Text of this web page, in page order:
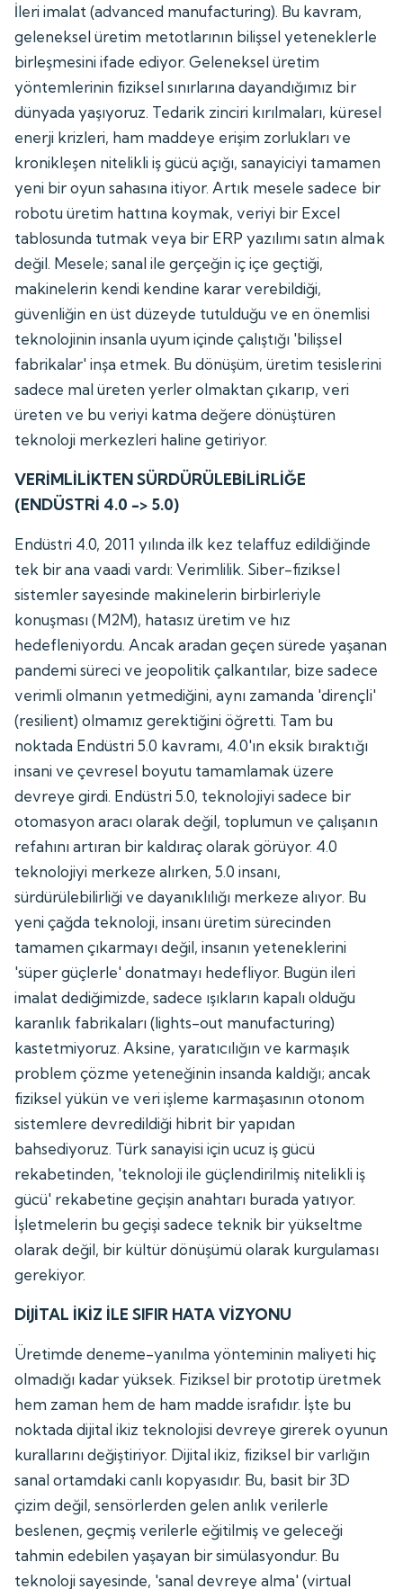
İleri imalat (advanced manufacturing). Bu kavram,
geleneksel üretim metotlarının bilişsel yeteneklerle
birleşmesini ifade ediyor. Geleneksel üretim
yöntemlerinin fiziksel sınırlarına dayandığımız bir
dünyada yaşıyoruz. Tedarik zinciri kırılmaları, küresel
enerji krizleri, ham maddeye erişim zorlukları ve
kronikleşen nitelikli iş gücü açığı, sanayiciyi tamamen
yeni bir oyun sahasına itiyor. Artık mesele sadece bir
robotu üretim hattına koymak, veriyi bir Excel
tablosunda tutmak veya bir ERP yazılımı satın almak
değil. Mesele; sanal ile gerçeğin iç içe geçtiği,
makinelerin kendi kendine karar verebildiği,
güvenliğin en üst düzeyde tutulduğu ve en önemlisi
teknolojinin insanla uyum içinde çalıştığı 'bilişsel
fabrikalar' inşa etmek. Bu dönüşüm, üretim tesislerini
sadece mal üreten yerler olmaktan çıkarıp, veri
üreten ve bu veriyi katma değere dönüştüren
teknoloji merkezleri haline getiriyor.
VERİMLİLİKTEN SÜRDÜRÜLEBİLİRLİĞE
(ENDÜSTRİ 4.0 -> 5.0)
Endüstri 4.0, 2011 yılında ilk kez telaffuz edildiğinde
tek bir ana vaadi vardı: Verimlilik. Siber-fiziksel
sistemler sayesinde makinelerin birbirleriyle
konuşması (M2M), hatasız üretim ve hız
hedefleniyordu. Ancak aradan geçen sürede yaşanan
pandemi süreci ve jeopolitik çalkantılar, bize sadece
verimli olmanın yetmediğini, aynı zamanda 'dirençli'
(resilient) olmamız gerektiğini öğretti. Tam bu
noktada Endüstri 5.0 kavramı, 4.0'ın eksik bıraktığı
insani ve çevresel boyutu tamamlamak üzere
devreye girdi. Endüstri 5.0, teknolojiyi sadece bir
otomasyon aracı olarak değil, toplumun ve çalışanın
refahını artıran bir kaldıraç olarak görüyor. 4.0
teknolojiyi merkeze alırken, 5.0 insanı,
sürdürülebilirliği ve dayanıklılığı merkeze alıyor. Bu
yeni çağda teknoloji, insanı üretim sürecinden
tamamen çıkarmayı değil, insanın yeteneklerini
'süper güçlerle' donatmayı hedefliyor. Bugün ileri
imalat dediğimizde, sadece ışıkların kapalı olduğu
karanlık fabrikaları (lights-out manufacturing)
kastetmiyoruz. Aksine, yaratıcılığın ve karmaşık
problem çözme yeteneğinin insanda kaldığı; ancak
fiziksel yükün ve veri işleme karmaşasının otonom
sistemlere devredildiği hibrit bir yapıdan
bahsediyoruz. Türk sanayisi için ucuz iş gücü
rekabetinden, 'teknoloji ile güçlendirilmiş nitelikli iş
gücü' rekabetine geçişin anahtarı burada yatıyor.
İşletmelerin bu geçişi sadece teknik bir yükseltme
olarak değil, bir kültür dönüşümü olarak kurgulaması
gerekiyor.
DİJİTAL İKİZ İLE SIFIR HATA VİZYONU
Üretimde deneme-yanılma yönteminin maliyeti hiç
olmadığı kadar yüksek. Fiziksel bir prototip üretmek
hem zaman hem de ham madde israfıdır. İşte bu
noktada dijital ikiz teknolojisi devreye girerek oyunun
kurallarını değiştiriyor. Dijital ikiz, fiziksel bir varlığın
sanal ortamdaki canlı kopyasıdır. Bu, basit bir 3D
çizim değil, sensörlerden gelen anlık verilerle
beslenen, geçmiş verilerle eğitilmiş ve geleceği
tahmin edebilen yaşayan bir simülasyondur. Bu
teknoloji sayesinde, 'sanal devreye alma' (virtual